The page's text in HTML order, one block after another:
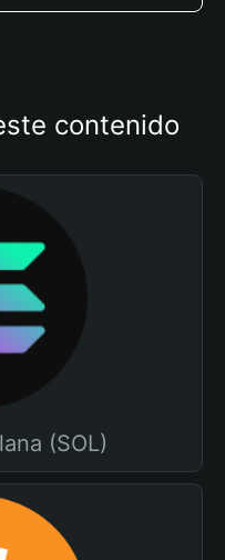
contenido
(SOL)